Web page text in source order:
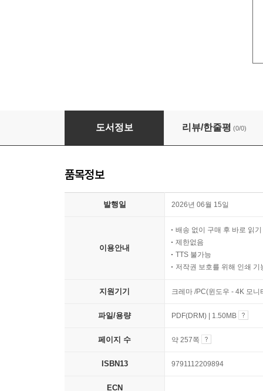
이항로짓 분석을 위한 자료 설계와 변수 처리 (
도서정보 리뷰/한줄평 (0/0)
품목정보
발행일 2026년 06월 15일
이용안내
배송 없이 구매 후 바로 읽기
제한없음
TTS 불가능
저작권 보호를 위해 인쇄 기
지원기기 크레마 /PC(윈도우 - 4K 모
파일/용량 PDF(DRM) | 1.50MB
페이지 수 약 257쪽
ISBN13 9791112209894
ECN